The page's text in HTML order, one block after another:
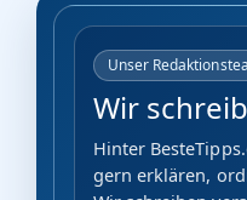
Unser
Wir
Hinter
gern erklären,